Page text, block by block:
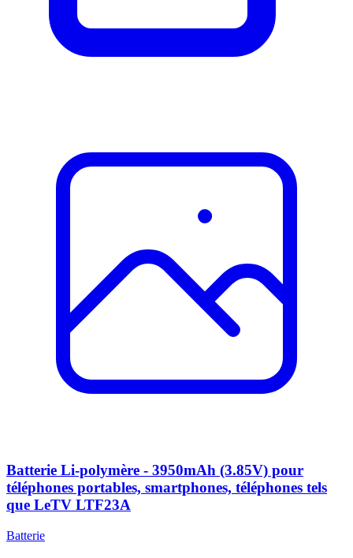
Batterie Li-polymère - 3950mAh (3.85V) pour
téléphones portables, smartphones, téléphones tels
que LeTV LTF23A
Batterie